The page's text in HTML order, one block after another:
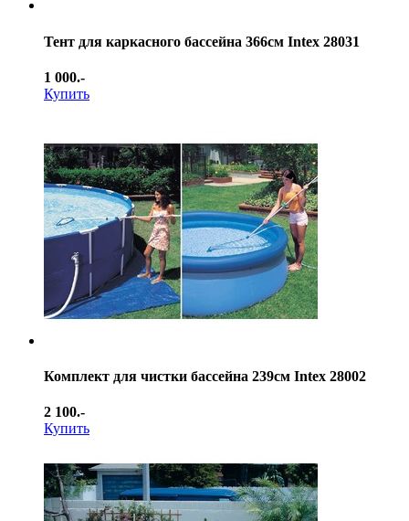
Тент для каркасного бассейна 366см Intex 28031
1 000.-
Купить
Комплект для чистки бассейна 239см Intex 28002
2 100.-
Купить